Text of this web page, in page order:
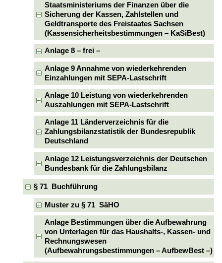
Staatsministeriums der Finanzen über die
Sicherung der Kassen, Zahlstellen und
Geldtransporte des Freistaates Sachsen
(Kassensicherheitsbestimmungen – KaSiBest)
Anlage 8 – frei –
Anlage 9 Annahme von wiederkehrenden
Einzahlungen mit SEPA-Lastschrift
Anlage 10 Leistung von wiederkehrenden
Auszahlungen mit SEPA-Lastschrift
Anlage 11 Länderverzeichnis für die
Zahlungsbilanzstatistik der Bundesrepublik
Deutschland
Anlage 12 Leistungsverzeichnis der Deutschen
Bundesbank für die Zahlungsbilanz
§ 71 Buchführung
Muster zu § 71 SäHO
Anlage Bestimmungen über die Aufbewahrung
von Unterlagen für das Haushalts-, Kassen- und
Rechnungswesen
(Aufbewahrungsbestimmungen – AufbewBest –)